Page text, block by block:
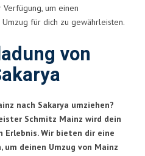
um einen
für dich zu gewährleisten.
von
nach Sakarya umziehen?
Schmitz Mainz wird dein
Erlebnis. Wir bieten dir eine
deinen Umzug von Mainz